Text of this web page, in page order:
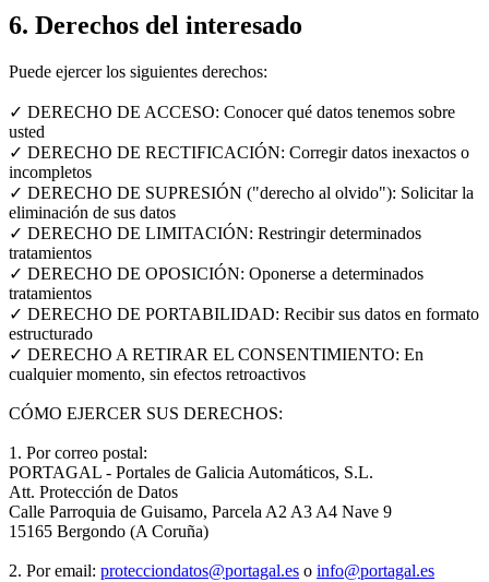
6. Derechos del interesado
Puede ejercer los siguientes derechos:
✓ DERECHO DE ACCESO: Conocer qué datos tenemos sobre
usted
✓ DERECHO DE RECTIFICACIÓN: Corregir datos inexactos o
incompletos
✓ DERECHO DE SUPRESIÓN ("derecho al olvido"): Solicitar la
eliminación de sus datos
✓ DERECHO DE LIMITACIÓN: Restringir determinados
tratamientos
✓ DERECHO DE OPOSICIÓN: Oponerse a determinados
tratamientos
✓ DERECHO DE PORTABILIDAD: Recibir sus datos en formato
estructurado
✓ DERECHO A RETIRAR EL CONSENTIMIENTO: En
cualquier momento, sin efectos retroactivos
CÓMO EJERCER SUS DERECHOS:
1. Por correo postal:
PORTAGAL - Portales de Galicia Automáticos, S.L.
Att. Protección de Datos
Calle Parroquia de Guisamo, Parcela A2 A3 A4 Nave 9
15165 Bergondo (A Coruña)
2. Por email: protecciondatos@portagal.es o info@portagal.es